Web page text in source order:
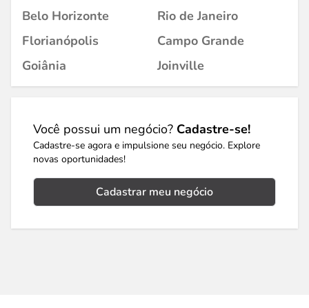
Belo Horizonte
Rio de Janeiro
Florianópolis
Campo Grande
Goiânia
Joinville
Você possui um negócio? Cadastre-se!
Cadastre-se agora e impulsione seu negócio. Explore
novas oportunidades!
Cadastrar meu negócio